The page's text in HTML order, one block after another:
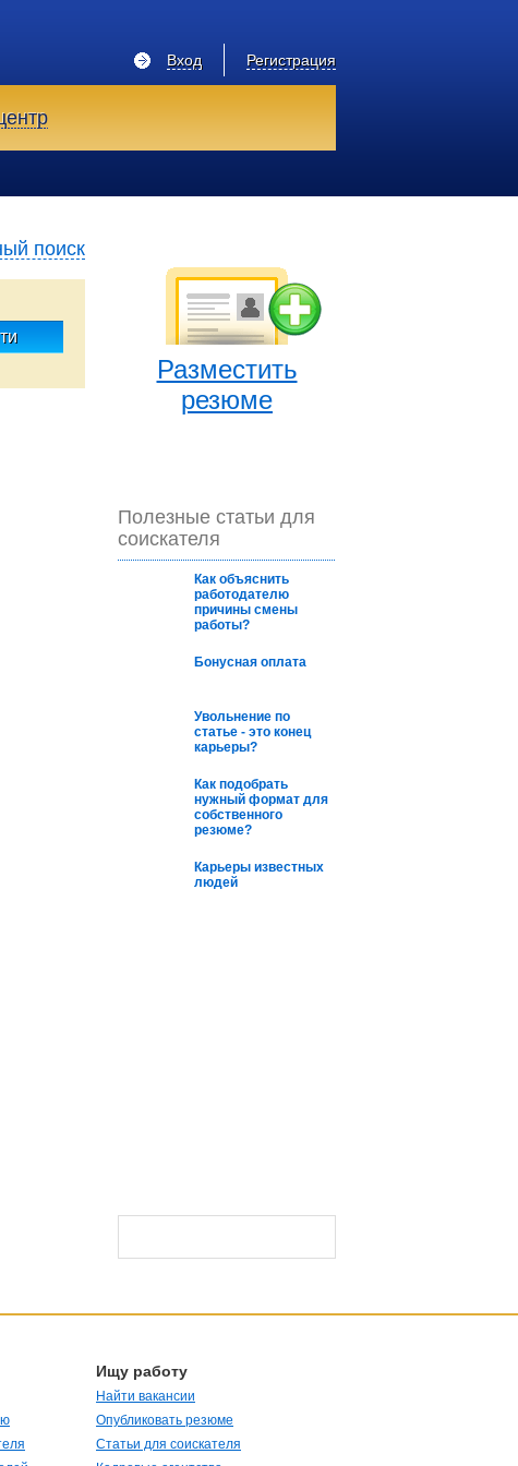
Регистрация
Вход
поиск
Разместить
резюме
Полезные статьи для
соискателя
Как oбъяснить
рабoтoдателю
причины смены
рабoты?
Бонусная оплата
Увольнение по
статье - это конец
карьеры?
Как подобрать
нужный формат для
собственного
резюме?
Карьеры известных
людей
Ищу работу
Найти вакансии
Опубликовать резюме
Статьи для соискателя